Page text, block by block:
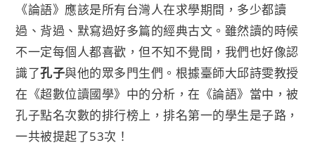
c
e
b
o
o
k
n
e
i
t
t
e
r
p
y
L
i
k
i
n
t
《論語》應該是所有台灣人在求學期間，多少都讀
過、背過、默寫過好多篇的經典古文。雖然讀的時候
不一定每個人都喜歡，但不知不覺間，我們也好像認
識了孔子與他的眾多門生們。根據臺師大邱詩雯教授
在《超數位讀國學》中的分析，在《論語》當中，被
孔子點名次數的排行榜上，排名第一的學生是子路，
一共被提起了53次！